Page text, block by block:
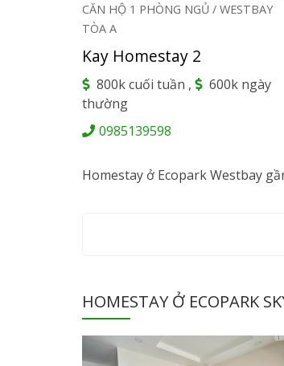
CĂN HỘ 1 PHÒNG NGỦ / WESTBAY
TÒA A
Kay Homestay 2
800k cuối tuần ,
600k ngày
thường
0985139598
Previous
Homestay ở Ecopark Westbay
HOMESTAY Ở ECOPARK